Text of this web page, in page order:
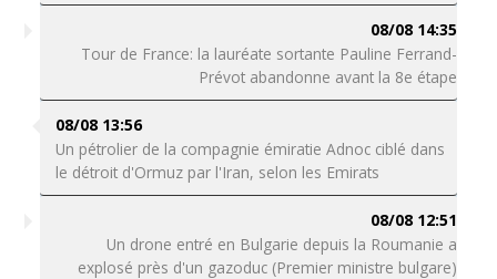
08/08 14:35
Tour de France: la lauréate sortante Pauline Ferrand-
Prévot abandonne avant la 8e étape
08/08 13:56
Un pétrolier de la compagnie émiratie Adnoc ciblé dans
le détroit d'Ormuz par l'Iran, selon les Emirats
08/08 12:51
Un drone entré en Bulgarie depuis la Roumanie a
explosé près d'un gazoduc (Premier ministre bulgare)